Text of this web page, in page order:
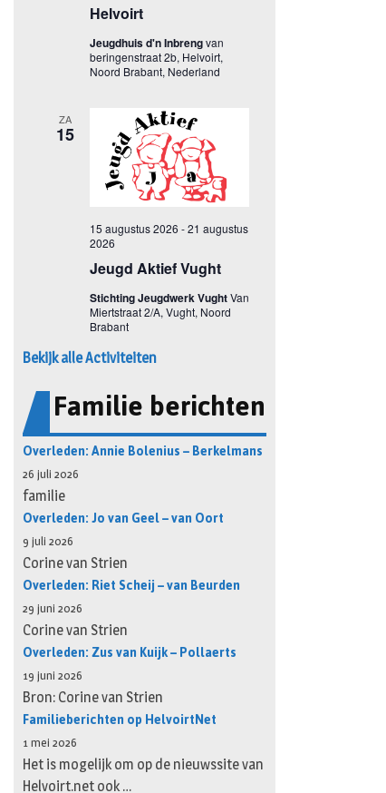
Bekijk alle Activiteiten
Familie berichten
Overleden: Annie Bolenius – Berkelmans
26 juli 2026
familie
Overleden: Jo van Geel – van Oort
9 juli 2026
Corine van Strien
Overleden: Riet Scheij – van Beurden
29 juni 2026
Corine van Strien
Overleden: Zus van Kuijk – Pollaerts
19 juni 2026
Bron: Corine van Strien
Familieberichten op HelvoirtNet
1 mei 2026
Het is mogelijk om op de nieuwssite van
Helvoirt.net ook …